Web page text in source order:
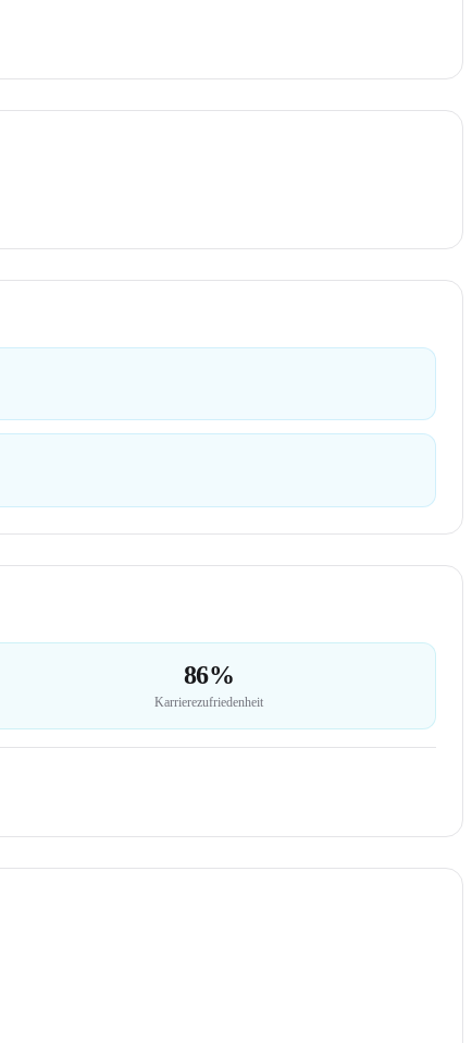
86%
Karrierezufriedenheit